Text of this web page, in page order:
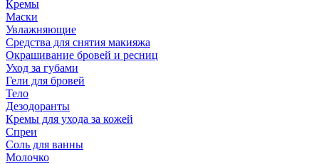
Кремы
Маски
Увлажняющие
Средства для снятия макияжа
Окрашивание бровей и ресниц
Уход за губами
Гели для бровей
Тело
Дезодоранты
Кремы для ухода за кожей
Спреи
Соль для ванны
Молочко